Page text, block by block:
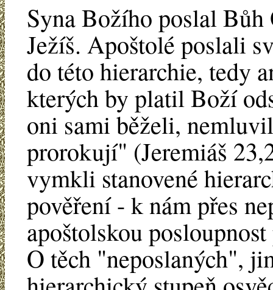
Syna Božího poslal
Ježíš. Apoštolé poslali
do této hierarchie, tedy
kterých by platil Boží
oni sami běželi,
prorokují" (Jeremiáš
vymkli stanovené
pověření - k nám přes
apoštolskou
O těch "neposlaných",